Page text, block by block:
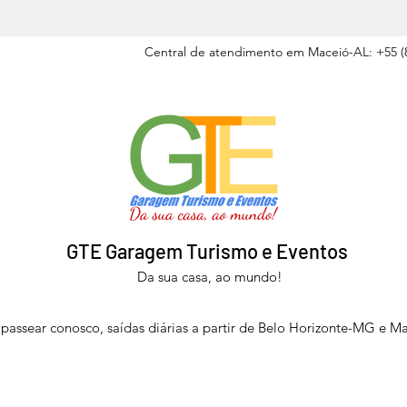
Central de atendimento em Maceió-AL: +55
GTE Garagem Turismo e Eventos
Da sua casa, ao mundo!
conosco, saídas diárias a partir de Belo Horizonte-MG e